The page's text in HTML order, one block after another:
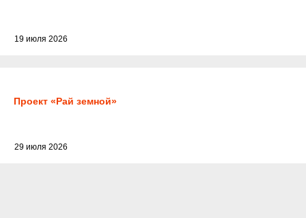
19 июля 2026
Проект «Рай земной»
29 июля 2026